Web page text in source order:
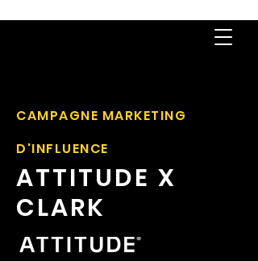
CAMPAGNE MARKETING
D'INFLUENCE
ATTITUDE X
CLARK